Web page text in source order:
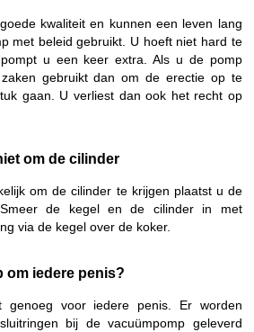
kwaliteit en kunnen een leven lang
met beleid gebruikt. U hoeft niet hard te
u een keer extra. Als u de pomp
gebruikt dan om de erectie op te
gaan. U verliest dan ook het recht op
om de cilinder
om de cilinder te krijgen plaatst u de
de kegel en de cilinder in met
via de kegel over de koker.
om iedere penis?
voor iedere penis. Er worden
bij de vacuümpomp geleverd